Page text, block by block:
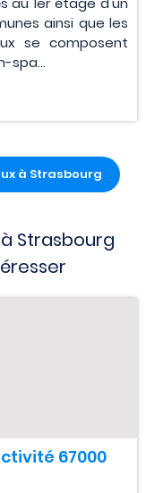
ainsi que les
se composent
spa...
à Strasbourg
Strasbourg
67000